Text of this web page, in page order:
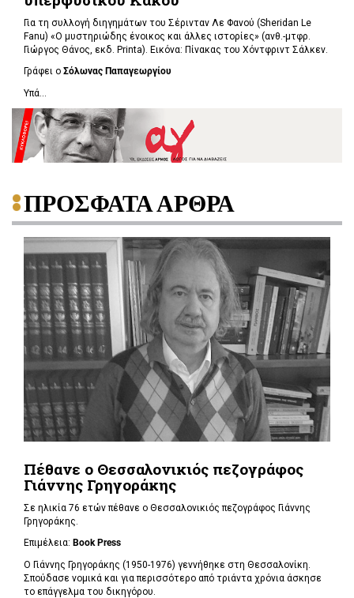
Για τη συλλογή διηγημάτων του Σέρινταν Λε Φανού (Sheridan Le
Fanu) «Ο μυστηριώδης ένοικος και άλλες ιστορίες» (ανθ.-μτφρ.
Γιώργος Θάνος, εκδ. Printa). Εικόνα: Πίνακας του Χόντφριντ Σάλκεν.
Γράφει ο Σόλωνας Παπαγεωργίου
Υπά...
ΠΡΟΣΦΑΤΑ ΑΡΘΡΑ
Πέθανε ο Θεσσαλονικιός πεζογράφος
Γιάννης Γρηγοράκης
Σε ηλικία 76 ετών πέθανε ο Θεσσαλονικιός πεζογράφος Γιάννης
Γρηγοράκης.
Επιμέλεια: Book Press
Ο Γιάννης Γρηγοράκης (1950-1976) γεννήθηκε στη Θεσσαλονίκη.
Σπούδασε νομικά και για περισσότερο από τριάντα χρόνια άσκησε
το επάγγελμα του δικηγόρου.